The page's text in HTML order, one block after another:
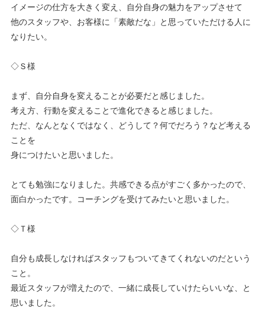
イメージの仕方を大きく変え、自分自身の魅力をアップさせて
他のスタッフや、お客様に「素敵だな」と思っていただける人に
なりたい。
◇Ｓ様
まず、自分自身を変えることが必要だと感じました。
考え方、行動を変えることで進化できると感じました。
ただ、なんとなくではなく、どうして？何でだろう？など考える
ことを
身につけたいと思いました。
とても勉強になりました。共感できる点がすごく多かったので、
面白かったです。コーチングを受けてみたいと思いました。
◇Ｔ様
自分も成長しなければスタッフもついてきてくれないのだという
こと。
最近スタッフが増えたので、一緒に成長していけたらいいな、と
思いました。